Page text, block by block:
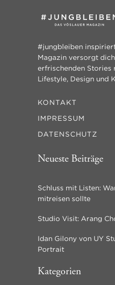
#jungbleiben
Magazin versorgt
erfrischenden Stories
Lifestyle, Design und
KONTAKT
IMPRESSUM
DATENSCHUTZ
Neueste Beiträge
Schluss mit Listen:
mitreisen sollte
Studio Visit: Arang
Idan Gilony von UY
Portrait
Kategorien